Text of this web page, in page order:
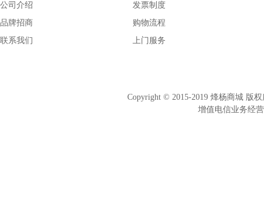
公司介绍
品牌招商
联系我们
发票制度
购物流程
上门服务
Copyright © 2015-2019 烽杨商城 版
增值电信业务经